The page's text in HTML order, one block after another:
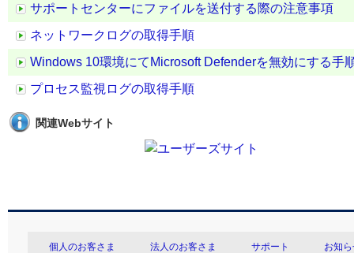
サポートセンターにファイルを送付する際の注意事項
ネットワークログの取得手順
Windows 10環境にてMicrosoft Defenderを無効にする手
プロセス監視ログの取得手順
関連Webサイト
個人のお客さま 法人のお客さま サポート お知